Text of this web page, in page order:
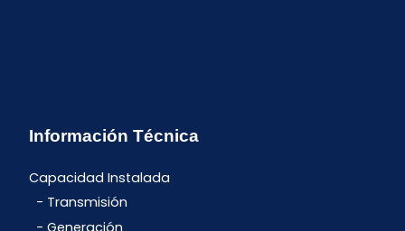
Información Técnica
Capacidad Instalada
Transmisión